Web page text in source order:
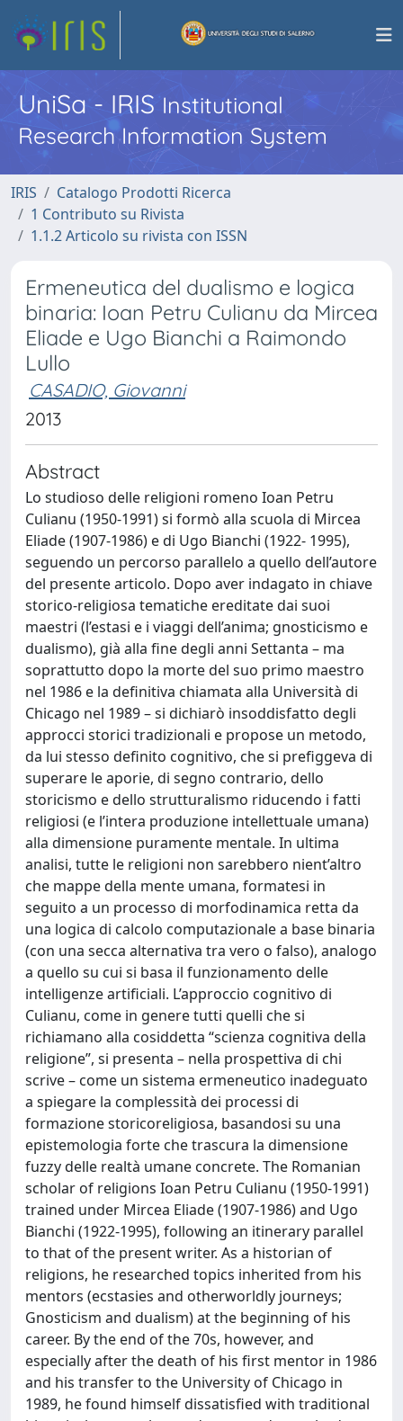
UniSa - IRISInstitutional
Research Information System
IRIS
Catalogo Prodotti Ricerca
1 Contributo su Rivista
1.1.2 Articolo su rivista con ISSN
Ermeneutica del dualismo e logica
binaria: Ioan Petru Culianu da Mircea
Eliade e Ugo Bianchi a Raimondo
Lullo
CASADIO, Giovanni
2013
Abstract
Lo studioso delle religioni romeno Ioan Petru
Culianu (1950-1991) si formò alla scuola di Mircea
Eliade (1907-1986) e di Ugo Bianchi (1922- 1995),
seguendo un percorso parallelo a quello dell’autore
del presente articolo. Dopo aver indagato in chiave
storico-religiosa tematiche ereditate dai suoi
maestri (l’estasi e i viaggi dell’anima; gnosticismo e
dualismo), già alla fine degli anni Settanta – ma
soprattutto dopo la morte del suo primo maestro
nel 1986 e la definitiva chiamata alla Università di
Chicago nel 1989 – si dichiarò insoddisfatto degli
approcci storici tradizionali e propose un metodo,
da lui stesso definito cognitivo, che si prefiggeva di
superare le aporie, di segno contrario, dello
storicismo e dello strutturalismo riducendo i fatti
religiosi (e l’intera produzione intellettuale umana)
alla dimensione puramente mentale. In ultima
analisi, tutte le religioni non sarebbero nient’altro
che mappe della mente umana, formatesi in
seguito a un processo di morfodinamica retta da
una logica di calcolo computazionale a base binaria
(con una secca alternativa tra vero o falso), analogo
a quello su cui si basa il funzionamento delle
intelligenze artificiali. L’approccio cognitivo di
Culianu, come in genere tutti quelli che si
richiamano alla cosiddetta “scienza cognitiva della
religione”, si presenta – nella prospettiva di chi
scrive – come un sistema ermeneutico inadeguato
a spiegare la complessità dei processi di
formazione storicoreligiosa, basandosi su una
epistemologia forte che trascura la dimensione
fuzzy delle realtà umane concrete. The Romanian
scholar of religions Ioan Petru Culianu (1950-1991)
trained under Mircea Eliade (1907-1986) and Ugo
Bianchi (1922-1995), following an itinerary parallel
to that of the present writer. As a historian of
religions, he researched topics inherited from his
mentors (ecstasies and otherworldly journeys;
Gnosticism and dualism) at the beginning of his
career. By the end of the 70s, however, and
especially after the death of his first mentor in 1986
and his transfer to the University of Chicago in
1989, he found himself dissatisfied with traditional